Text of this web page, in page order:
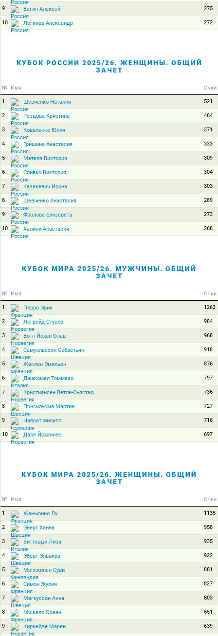
9 Вагин Алексей 275
10 Логинов Александр 272
КУБОК РОССИИ 2025/26. ЖЕНЩИНЫ. ОБЩИЙ
ЗАЧЕТ
№ Имя Очки
1 Шевченко Наталия 521
2 Резцова Кристина 484
3 Коваленко Юлия 371
4 Гришина Анастасия 333
5 Метеля Виктория 309
6 Сливко Виктория 304
7 Казакевич Ирина 303
8 Шевченко Анастасия 289
9 Фролова Елизавета 273
10 Халили Анастасия 268
КУБОК МИРА 2025/26. МУЖЧИНЫ. ОБЩИЙ
ЗАЧЕТ
№ Имя Очки
1 Перро Эрик 1263
2 Легрейд Стурла 984
3 Ботн Йохан-Олав 968
4 Самуэльссон Себастьян 918
5 Жаклен Эмильен 876
6 Джакомел Томмазо 797
7 Кристиансен Ветле-Сьястад 736
8 Понсилуома Мартин 727
9 Наврат Филипп 716
10 Дале Йоханнес 697
КУБОК МИРА 2025/26. ЖЕНЩИНЫ. ОБЩИЙ
ЗАЧЕТ
№ Имя Очки
1 Жанмонно Лу 1135
2 Эберг Ханна 958
3 Виттоцци Лиза 935
4 Эберг Эльвира 922
5 Минккинен Суви 881
6 Симон Жулия 827
7 Магнуссон Анна 803
8 Мишело Осеан 651
9 Киркейде Марен 639